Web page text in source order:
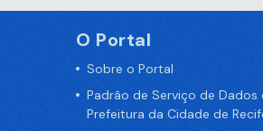
O Portal
Sobre o Portal
Padrão de Serviço de Dados
Prefeitura da Cidade de